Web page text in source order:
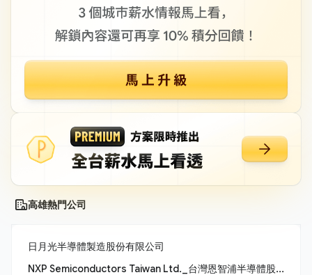
高雄熱門公司
日月光半導體製造股份有限公司
NXP Semiconductors Taiwan Ltd._台灣恩智浦半導體股份有限公司